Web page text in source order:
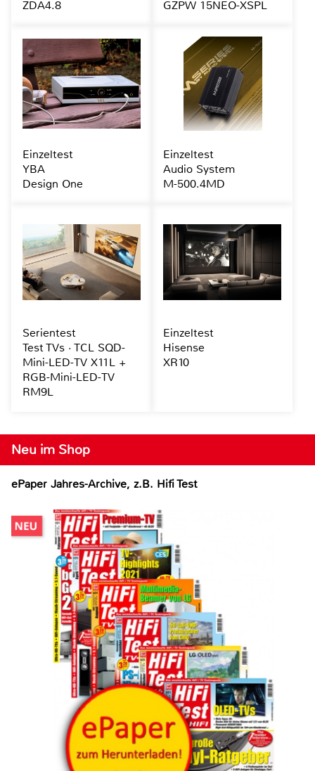
Neu im Shop
ePaper Jahres-Archive, z.B. Hifi Test
ZDA4.8
GZPW 15NEO-XSPL
Einzeltest
YBA
Design One
Einzeltest
Audio System
M-500.4MD
Serientest
Test TVs · TCL SQD-
Mini-LED-TV X11L +
RGB-Mini-LED-TV
RM9L
Einzeltest
Hisense
XR10